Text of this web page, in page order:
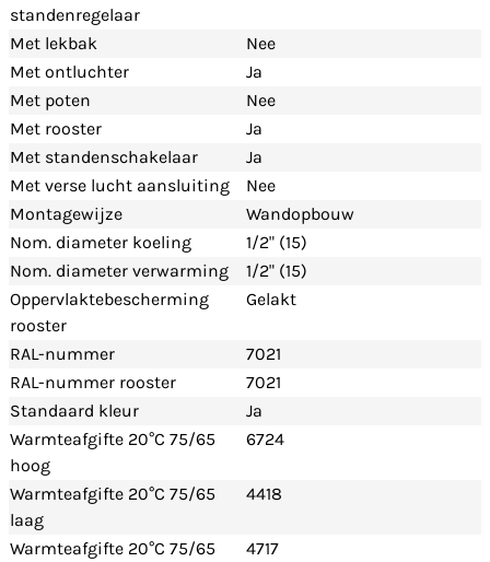
standenregelaar
Met lekbak
Nee
Met ontluchter
Ja
Met poten
Nee
Met rooster
Ja
Met standenschakelaar
Ja
Met verse lucht aansluiting
Nee
Montagewijze
Wandopbouw
Nom. diameter koeling
1/2" (15)
Nom. diameter verwarming
1/2" (15)
Oppervlaktebescherming
rooster
Gelakt
RAL-nummer
7021
RAL-nummer rooster
7021
Standaard kleur
Ja
Warmteafgifte 20°C 75/65
hoog
6724
Warmteafgifte 20°C 75/65
laag
4418
Warmteafgifte 20°C 75/65
4717